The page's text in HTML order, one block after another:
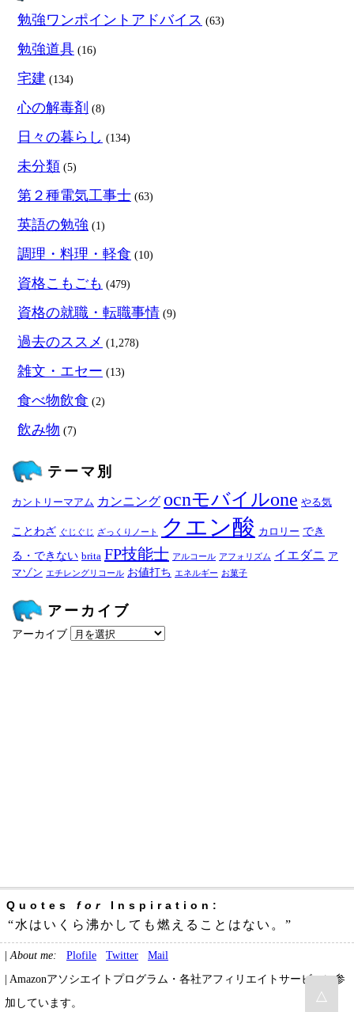
勉強ワンポイントアドバイス (63)
勉強道具 (16)
宅建 (134)
心の解毒剤 (8)
日々の暮らし (134)
未分類 (5)
第２種電気工事士 (63)
英語の勉強 (1)
調理・料理・軽食 (10)
資格こもごも (479)
資格の就職・転職事情 (9)
過去のススメ (1,278)
雑文・エセー (13)
食べ物飲食 (2)
飲み物 (7)
テーマ別
カントリーマアム カンニング ocnモバイルone やる気
ことわざ ぐじぐじ ざっくりノート クエン酸 カロリー でき
る・できない brita FP技能士 アルコール アフォリズム イエダニ ア
マゾン エチレングリコール お値打ち エネルギー お菓子
アーカイブ
アーカイブ
Quotes for Inspiration:
“水はいくら沸かしても燃えることはない。”
| About me: Plofile Twitter
Mail
| Amazonアソシエイトプログラム・各社アフィリエイトサービスに参
加しています。
△